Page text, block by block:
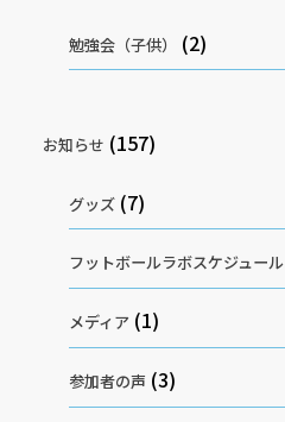
勉強会（子供） (2)
お知らせ (157)
グッズ (7)
フットボールラボスケジュール
メディア (1)
参加者の声 (3)